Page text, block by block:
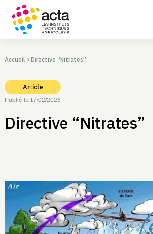
Accueil > Directive “Nitrates”
Article
Publié le 17/02/2026
Directive “Nitrates”